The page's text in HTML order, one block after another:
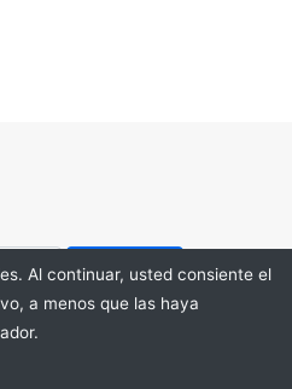
Al continuar, usted consiente el
a menos que las haya